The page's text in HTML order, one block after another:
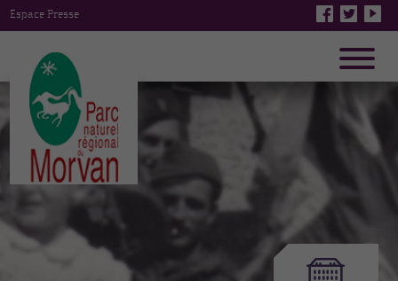
Espace Presse